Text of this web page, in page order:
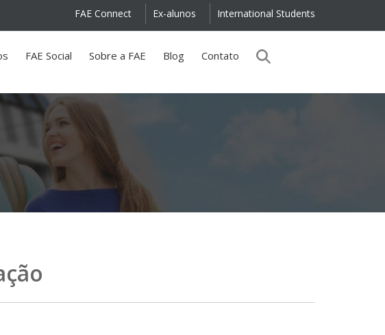
International Students
Ex-alunos
FAE Connect
FAE Social Sobre a FAE Blog Contato